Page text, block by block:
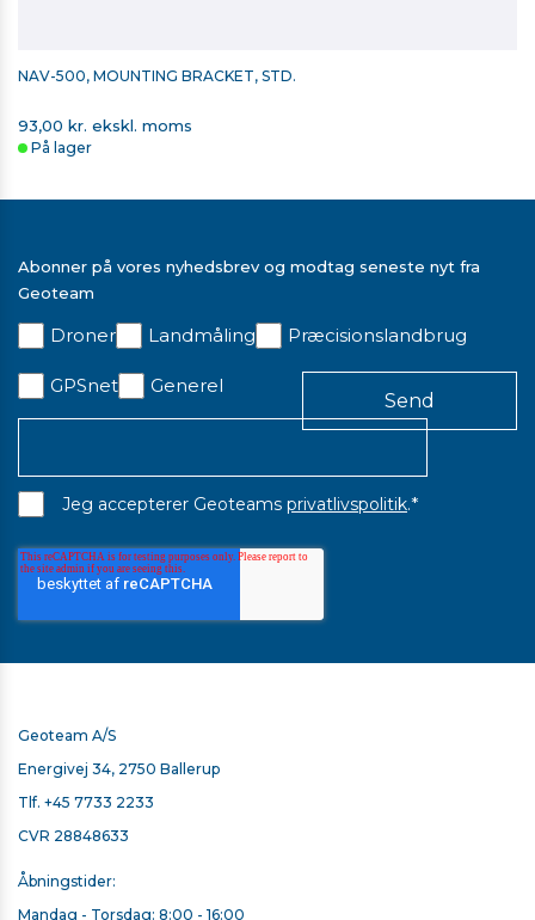
NAV-500, MOUNTING BRACKET, STD.
93,00 kr. ekskl. moms
På lager
Abonner på vores nyhedsbrev og modtag seneste nyt fra
Geoteam
Droner Landmåling Præcisionslandbrug
GPSnet Generel
Jeg accepterer Geoteams privatlivspolitik.*
Geoteam A/S
Energivej 34, 2750 Ballerup
Tlf. +45 7733 2233
CVR 28848633
Åbningstider:
Mandag - Torsdag: 8:00 - 16:00